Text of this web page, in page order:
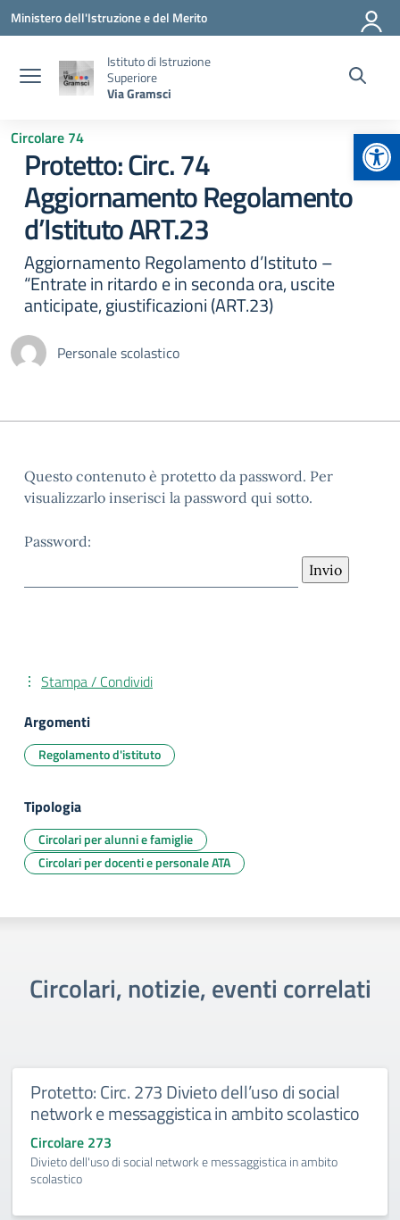
Vai ai contenuti
Vai al menu di navigazione
Vai al footer
Ministero dell'Istruzione e del Merito
Istituto di Istruzione
Superiore
Via Gramsci
Circolare 74
Protetto: Circ. 74
Aggiornamento Regolamento
d’Istituto ART.23
Aggiornamento Regolamento d’Istituto –
“Entrate in ritardo e in seconda ora, uscite
anticipate, giustificazioni (ART.23)
Personale scolastico
Questo contenuto è protetto da password. Per
visualizzarlo inserisci la password qui sotto.
Password:
Stampa / Condividi
Argomenti
Regolamento d'istituto
Tipologia
Circolari per alunni e famiglie
Circolari per docenti e personale ATA
Circolari, notizie, eventi correlati
Protetto: Circ. 273 Divieto dell’uso di social
network e messaggistica in ambito scolastico
Circolare 273
Divieto dell'uso di social network e messaggistica in ambito
scolastico